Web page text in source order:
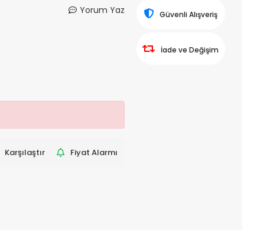
Yorum Yaz
Karşılaştır
Fiyat Alarmı
Güvenli Alışveriş
İade ve Değişim